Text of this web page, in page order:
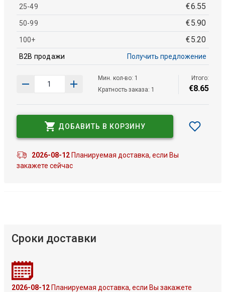
25-49 €6.55
50-99 €5.90
100+ €5.20
B2B продажи Получить предложение
Мин. кол-во: 1
Кратность заказа: 1
Итого:
€8.65
ДОБАВИТЬ В КОРЗИНУ
2026-08-12Планируемая доставка, если Вы
закажете сейчас
Сроки доставки
2026-08-12Планируемая доставка, если Вы закажете